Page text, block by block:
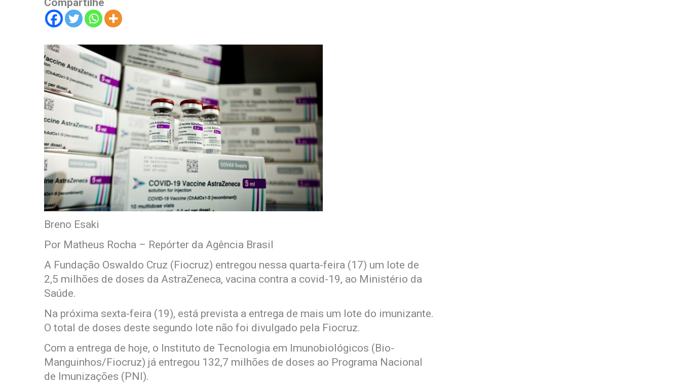
Compartilhe
Breno Esaki
Por Matheus Rocha – Repórter da Agência Brasil
A Fundação Oswaldo Cruz (Fiocruz) entregou nessa quarta-feira (17) um lote de
2,5 milhões de doses da AstraZeneca, vacina contra a covid-19, ao Ministério da
Saúde.
Na próxima sexta-feira (19), está prevista a entrega de mais um lote do imunizante.
O total de doses deste segundo lote não foi divulgado pela Fiocruz.
Com a entrega de hoje, o Instituto de Tecnologia em Imunobiológicos (Bio-
Manguinhos/Fiocruz) já entregou 132,7 milhões de doses ao Programa Nacional
de Imunizações (PNI).